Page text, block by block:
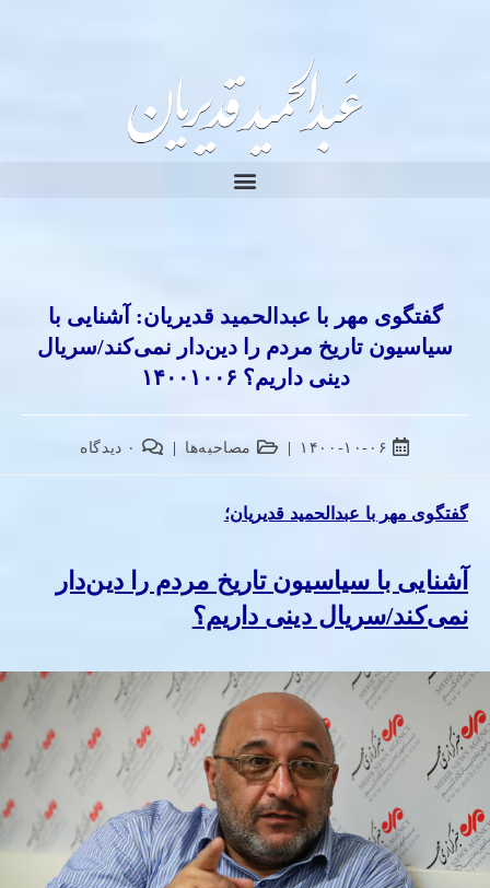
گفتگوی مهر با عبدالحمید قدیریان: آشنایی با
سیاسیون تاریخ مردم را دین‌دار نمی‌کند/سریال
دینی داریم؟ ۱۴۰۰۱۰۰۶
۱۴۰۰-۱۰-۰۶ مصاحبه‌ها ۰ دیدگاه
گفتگوی مهر با عبدالحمید قدیریان؛
آشنایی با سیاسیون تاریخ مردم را دین‌دار
نمی‌کند/سریال دینی داریم؟